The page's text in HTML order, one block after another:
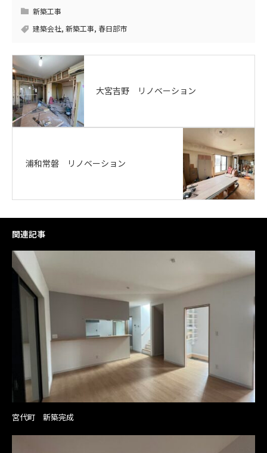
新築工事
建築会社, 新築工事, 春日部市
大宮吉野 リノベーション
浦和常磐 リノベーション
関連記事
宮代町 新築完成